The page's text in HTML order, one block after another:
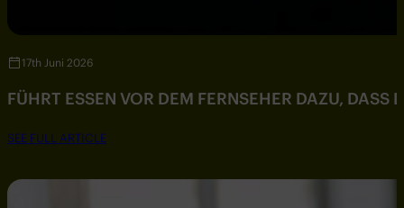
17th Juni 2026
FÜHRT ESSEN VOR DEM FERNSEHER DAZU, DASS
SEE FULL ARTICLE